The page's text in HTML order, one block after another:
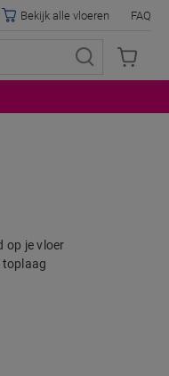
Bekijk alle vloeren FAQ
op je vloer
toplaag